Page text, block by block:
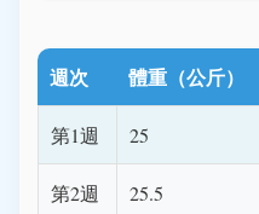
週次 體重（公斤）
第1週 25
第2週 25.5